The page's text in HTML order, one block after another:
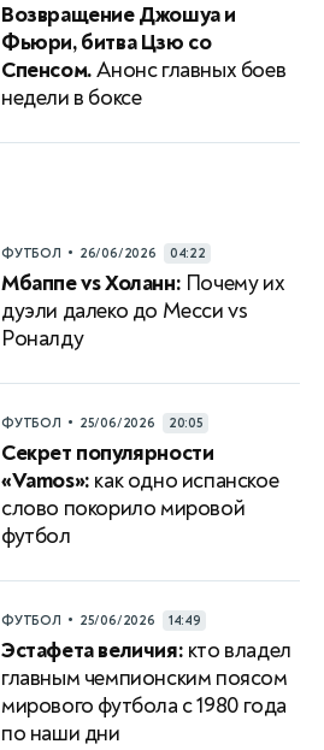
Возвращение Джошуа и
Фьюри, битва Цзю со
Спенсом.Анонс главных боев
недели в боксе
ФУТБОЛ • 26/06/2026 04:22
Мбаппе vs Холанн: Почему их
дуэли далеко до Месси vs
Роналду
ФУТБОЛ • 25/06/2026 20:05
Секрет популярности
«Vamos»: как одно испанское
слово покорило мировой
футбол
ФУТБОЛ • 25/06/2026 14:49
Эстафета величия: кто владел
главным чемпионским поясом
мирового футбола с 1980 года
по наши дни